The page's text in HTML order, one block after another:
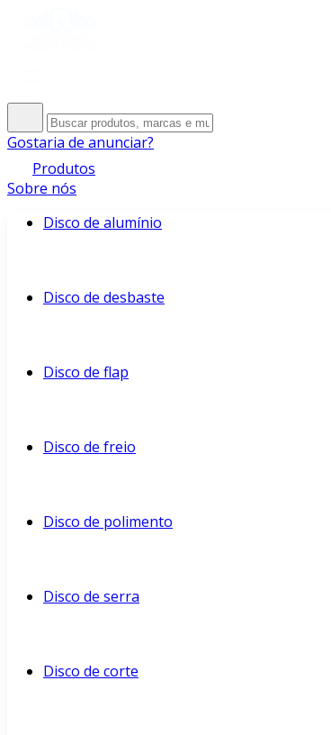
Gostaria de anunciar?
Produtos
Sobre nós
Disco de alumínio
Disco de desbaste
Disco de flap
Disco de freio
Disco de polimento
Disco de serra
Disco de corte